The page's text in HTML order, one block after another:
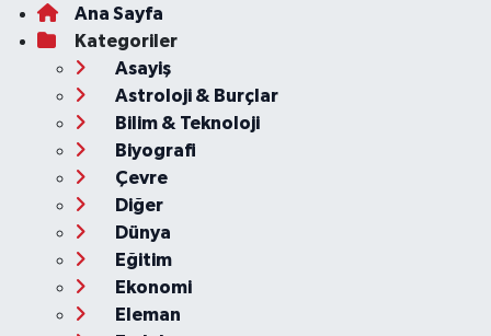
Ana Sayfa
Kategoriler
Asayiş
Astroloji & Burçlar
Bilim & Teknoloji
Biyografi
Çevre
Diğer
Dünya
Eğitim
Ekonomi
Eleman